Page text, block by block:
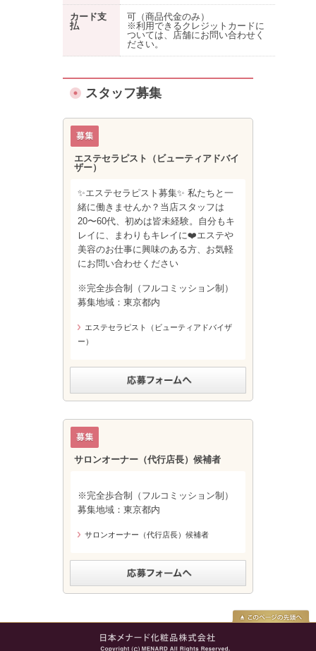
カード支
払
可（商品代金のみ）
※利用できるクレジットカードに
ついては、店舗にお問い合わせく
ださい。
スタッフ募集
エステセラピスト（ビューティアドバイ
ザー）
✨エステセラピスト募集✨ 私たちと一
緒に働きませんか？当店スタッフは
20〜60代、初めは皆未経験。自分もキ
レイに、まわりもキレイに❤️エステや
美容のお仕事に興味のある方、お気軽
にお問い合わせください
※完全歩合制（フルコミッション制）
募集地域：東京都内
エステセラピスト（ビューティアドバイザ
ー）
サロンオーナー（代行店長）候補者
※完全歩合制（フルコミッション制）
募集地域：東京都内
サロンオーナー（代行店長）候補者